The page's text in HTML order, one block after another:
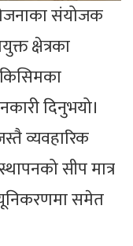
संयोजक
क्षेत्रका
दिनुभयो।
व्यवहारिक
सीप मात्र
समेत